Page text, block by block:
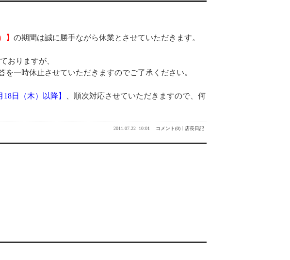
】 の期間は誠に勝手ながら休業とさせていただきます。
おりますが、
一時休止させていただきますのでご了承ください。
18日（木）以降】
、順次対応させていただきますので、何
2011.07.22 10:01 コメント(0) 店長日記